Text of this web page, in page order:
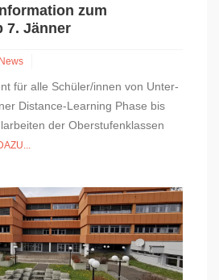
zum
7. Jänner
News
für alle Schüler/innen von Unter-
Distance-Learning Phase bis
der Oberstufenklassen